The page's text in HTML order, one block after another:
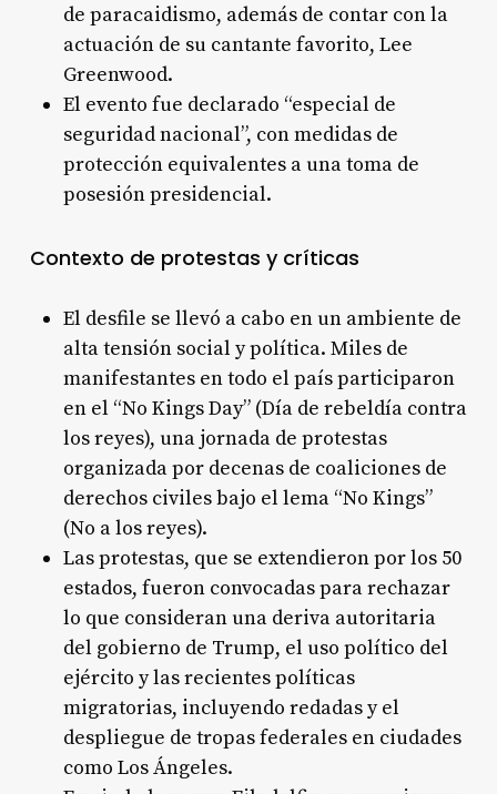
de paracaidismo, además de contar con la
actuación de su cantante favorito, Lee
Greenwood.
El evento fue declarado “especial de
seguridad nacional”, con medidas de
protección equivalentes a una toma de
posesión presidencial.
Contexto de protestas y críticas
El desfile se llevó a cabo en un ambiente de
alta tensión social y política. Miles de
manifestantes en todo el país participaron
en el “No Kings Day” (Día de rebeldía contra
los reyes), una jornada de protestas
organizada por decenas de coaliciones de
derechos civiles bajo el lema “No Kings”
(No a los reyes).
Las protestas, que se extendieron por los 50
estados, fueron convocadas para rechazar
lo que consideran una deriva autoritaria
del gobierno de Trump, el uso político del
ejército y las recientes políticas
migratorias, incluyendo redadas y el
despliegue de tropas federales en ciudades
como Los Ángeles.